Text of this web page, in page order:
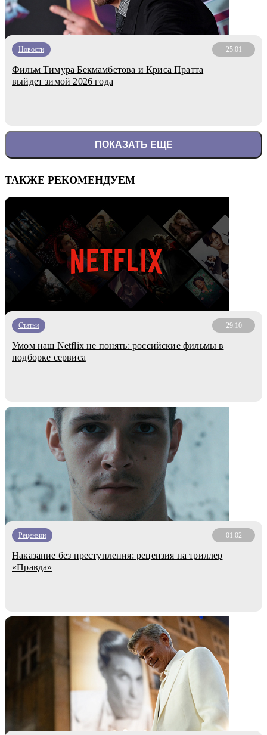
Новости 25.01
Фильм Тимура Бекмамбетова и Криса Пратта
выйдет зимой 2026 года
ПОКАЗАТЬ ЕЩЕ
ТАКЖЕ РЕКОМЕНДУЕМ
Статьи 29.10
Умом наш Netflix не понять: российские фильмы в
подборке сервиса
Рецензии 01.02
Наказание без преступления: рецензия на триллер
«Правда»